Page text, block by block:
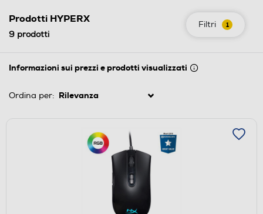
Filtri 1
Prodotti HYPERX
9 prodotti
Informazioni sui prezzi e prodotti visualizzati
Ordina per: